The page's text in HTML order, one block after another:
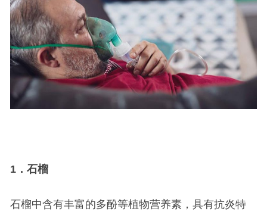
1．石榴
石榴中含有丰富的多酚等植物营养素，具有抗炎特